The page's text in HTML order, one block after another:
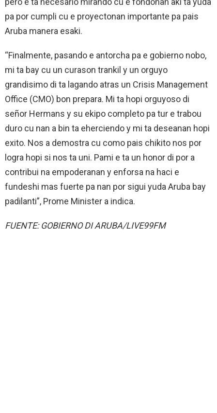
pa por cumpli cu e proyectonan importante pa pais
Aruba manera esaki.
“Finalmente, pasando e antorcha pa e gobierno nobo,
mi ta bay cu un curason trankil y un orguyo
grandisimo di ta lagando atras un Crisis Management
Office (CMO) bon prepara. Mi ta hopi orguyoso di
señor Hermans y su ekipo completo pa tur e trabou
duro cu nan a bin ta eherciendo y mi ta deseanan hopi
exito. Nos a demostra cu como pais chikito nos por
logra hopi si nos ta uni. Pami e ta un honor di por a
contribui na empoderanan y enforsa na haci e
fundeshi mas fuerte pa nan por sigui yuda Aruba bay
padilanti”, Prome Minister a indica.
FUENTE: GOBIERNO DI ARUBA/LIVE99FM